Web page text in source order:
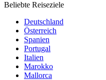
Beliebte Reiseziele
Deutschland
Österreich
Spanien
Portugal
Italien
Marokko
Mallorca